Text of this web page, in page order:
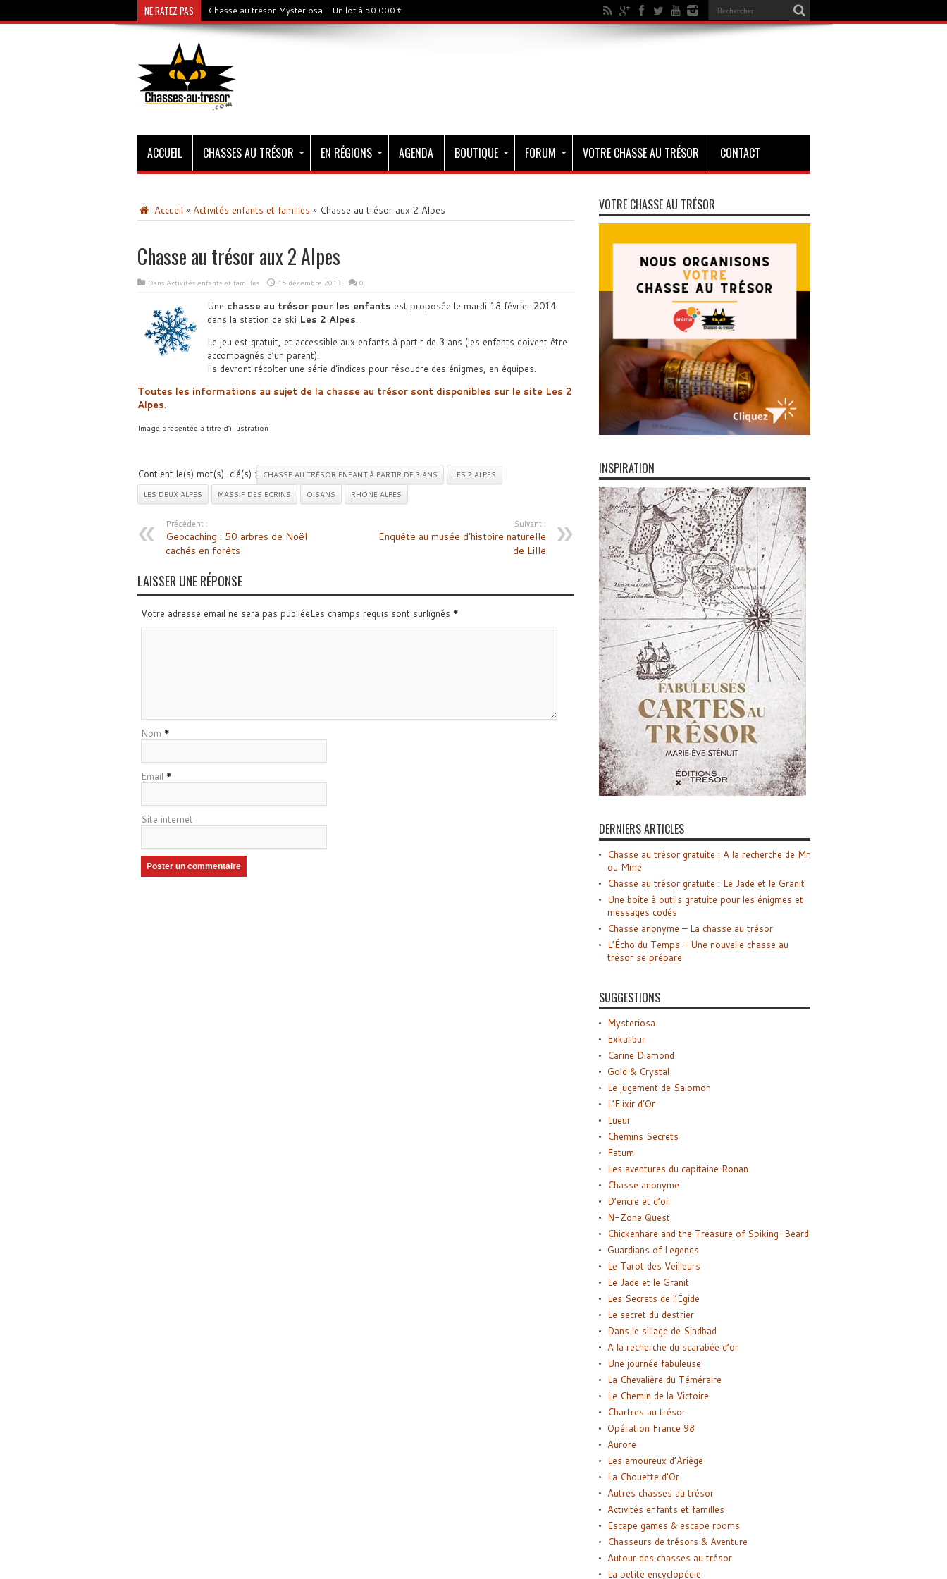
NE RATEZ PAS Chasse au trésor Mysteriosa - Un lot à 50 000 €
ACCUEIL CHASSES AU TRÉSOR EN RÉGIONS AGENDA BOUTIQUE FORUM VOTRE CHASSE AU TRÉSOR CONTACT
Accueil » Activités enfants et familles » Chasse au trésor aux 2 Alpes
Chasse au trésor aux 2 Alpes
Dans Activités enfants et familles 15 décembre 2013 0
Une chasse au trésor pour les enfants est proposée le mardi 18 février 2014
dans la station de ski Les 2 Alpes.
Le jeu est gratuit, et accessible aux enfants à partir de 3 ans (les enfants doivent être
accompagnés d’un parent).
Ils devront récolter une série d’indices pour résoudre des énigmes, en équipes.
Toutes les informations au sujet de la chasse au trésor sont disponibles sur le site Les 2
Alpes.
Image présentée à titre d’illustration
Contient le(s) mot(s)-clé(s) : CHASSE AU TRÉSOR ENFANT À PARTIR DE 3 ANS
LES 2 ALPES
LES DEUX ALPES
MASSIF DES ECRINS OISANS RHÔNE ALPES
Précédent :
Geocaching : 50 arbres de Noël
cachés en forêts
Suivant :
Enquête au musée d’histoire naturelle
de Lille
LAISSER UNE RÉPONSE
Votre adresse email ne sera pas publiéeLes champs requis sont surlignés *
Nom *
Email *
Site internet
VOTRE CHASSE AU TRÉSOR
INSPIRATION
DERNIERS ARTICLES
Chasse au trésor gratuite : A la recherche de Mr
ou Mme
Chasse au trésor gratuite : Le Jade et le Granit
Une boîte à outils gratuite pour les énigmes et
messages codés
Chasse anonyme – La chasse au trésor
L’Écho du Temps – Une nouvelle chasse au
trésor se prépare
SUGGESTIONS
Mysteriosa
Exkalibur
Carine Diamond
Gold & Crystal
Le jugement de Salomon
L’Elixir d’Or
Lueur
Chemins Secrets
Fatum
Les aventures du capitaine Ronan
Chasse anonyme
D’encre et d’or
N-Zone Quest
Chickenhare and the Treasure of Spiking-Beard
Guardians of Legends
Le Tarot des Veilleurs
Le Jade et le Granit
Les Secrets de l’Égide
Le secret du destrier
Dans le sillage de Sindbad
A la recherche du scarabée d’or
Une journée fabuleuse
La Chevalière du Téméraire
Le Chemin de la Victoire
Chartres au trésor
Opération France 98
Aurore
Les amoureux d’Ariège
La Chouette d’Or
Autres chasses au trésor
Activités enfants et familles
Escape games & escape rooms
Chasseurs de trésors & Aventure
Autour des chasses au trésor
La petite encyclopédie